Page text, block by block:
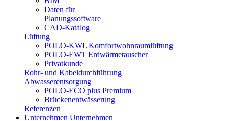
Daten für
Planungssoftware
CAD-Katalog
Lüftung
POLO-KWL Komfortwohnraumlüftung
POLO-EWT Erdwärmetauscher
Privatkunde
Rohr- und Kabeldurchführung
Abwasserentsorgung
POLO-ECO plus Premium
Brückenentwässerung
Referenzen
Unternehmen Unternehmen